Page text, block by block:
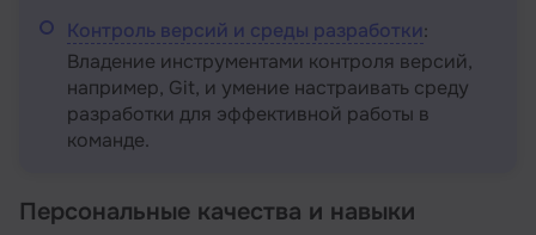
Контроль версий и среды разработки:
Владение инструментами контроля версий,
например, Git, и умение настраивать среду
разработки для эффективной работы в
команде.
Персональные качества и навыки